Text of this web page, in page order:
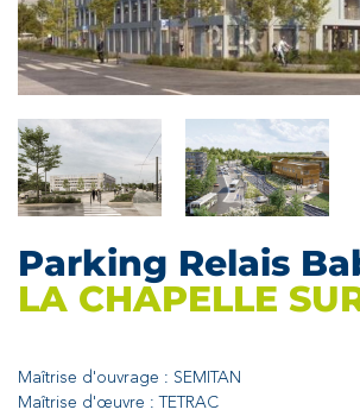
Parking Relais
LA CHAPELLE
Maîtrise d'ouvrage : SEMITAN
Maîtrise d'œuvre : TETRAC